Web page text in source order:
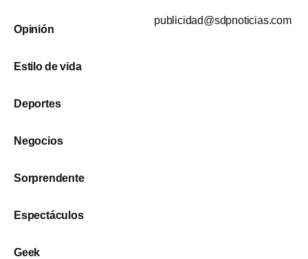
Opinión
Estilo de vida
Deportes
Negocios
Sorprendente
Espectáculos
Geek
publicidad@sdpnoticias.com